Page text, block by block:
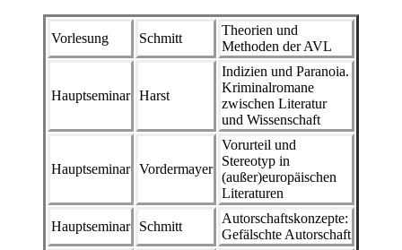
Vorlesung Schmitt
Theorien und
Methoden der AVL
Hauptseminar Harst
Indizien und Paranoia.
Kriminalromane
zwischen Literatur
und Wissenschaft
Hauptseminar Vordermayer
Vorurteil und
Stereotyp in
(außer)europäischen
Literaturen
Hauptseminar Schmitt
Autorschaftskonzepte:
Gefälschte Autorschaft